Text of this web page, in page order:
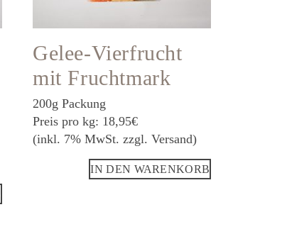
Gelee-Vierfrucht
mit Fruchtmark
200g Packung
Preis pro kg: 18,95€
(inkl. 7% MwSt. zzgl. Versand)
IN DEN WARENKORB